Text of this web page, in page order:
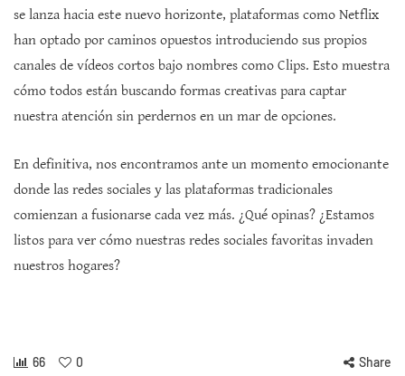
se lanza hacia este nuevo horizonte, plataformas como Netflix
han optado por caminos opuestos introduciendo sus propios
canales de vídeos cortos bajo nombres como Clips. Esto muestra
cómo todos están buscando formas creativas para captar
nuestra atención sin perdernos en un mar de opciones.
En definitiva, nos encontramos ante un momento emocionante
donde las redes sociales y las plataformas tradicionales
comienzan a fusionarse cada vez más. ¿Qué opinas? ¿Estamos
listos para ver cómo nuestras redes sociales favoritas invaden
nuestros hogares?
66 0 Share